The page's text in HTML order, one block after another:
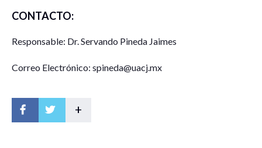
CONTACTO:
Responsable: Dr. Servando Pineda Jaimes
Correo Electrónico: spineda@uacj.mx
+